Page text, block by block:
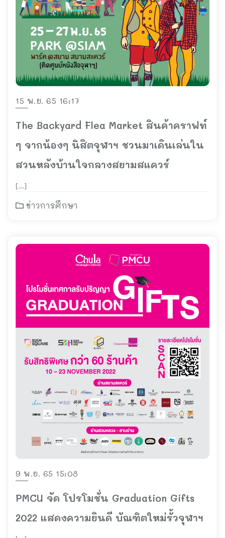
15 พ.ย. 65 16:17
The Backyard Flea Market สินค้าคราฟท์
ๆ จากน้องๆ นิสิตจุฬาฯ ชวนมาเดินเล่นใน
สวนหลังบ้านใจกลางสยามสแควร์
[…]
ข่าวการศึกษา
9 พ.ย. 65 15:08
PMCU จัด โปรโมชั่น Graduation Gifts
2022 แสดงความยินดี บัณฑิตใหม่รั้วจุฬาฯ